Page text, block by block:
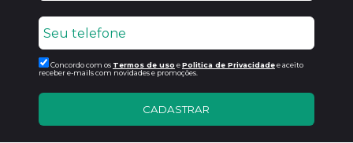
Concordo com os Termos de uso ePolitica de Privacidadee aceito
receber e-mails com novidades e promoções.
CADASTRAR